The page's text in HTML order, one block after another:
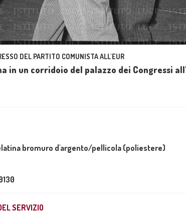
DEL PARTITO COMUNISTA ALL'EUR
in un corridoio del palazzo dei Congressi
bromuro d'argento/pellicola (poliestere)
SERVIZIO